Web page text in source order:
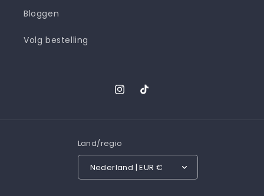
Bloggen
Volg bestelling
Instagram
TikTok
Land/regio
Nederland | EUR €